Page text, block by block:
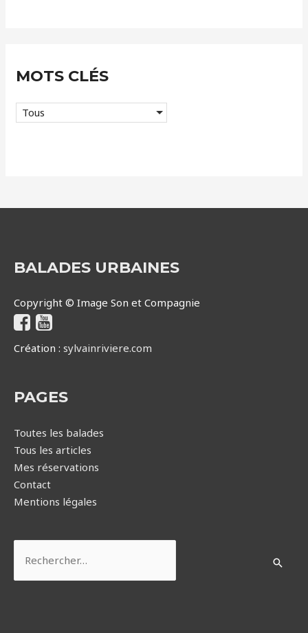
MOTS CLÉS
Tous
BALADES URBAINES
Copyright © Image Son et Compagnie
Création : sylvainriviere.com
PAGES
Toutes les balades
Tous les articles
Mes réservations
Contact
Mentions légales